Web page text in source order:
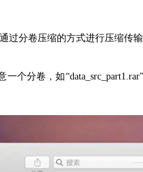
过分卷压缩的方式进行压缩传
个分卷，如